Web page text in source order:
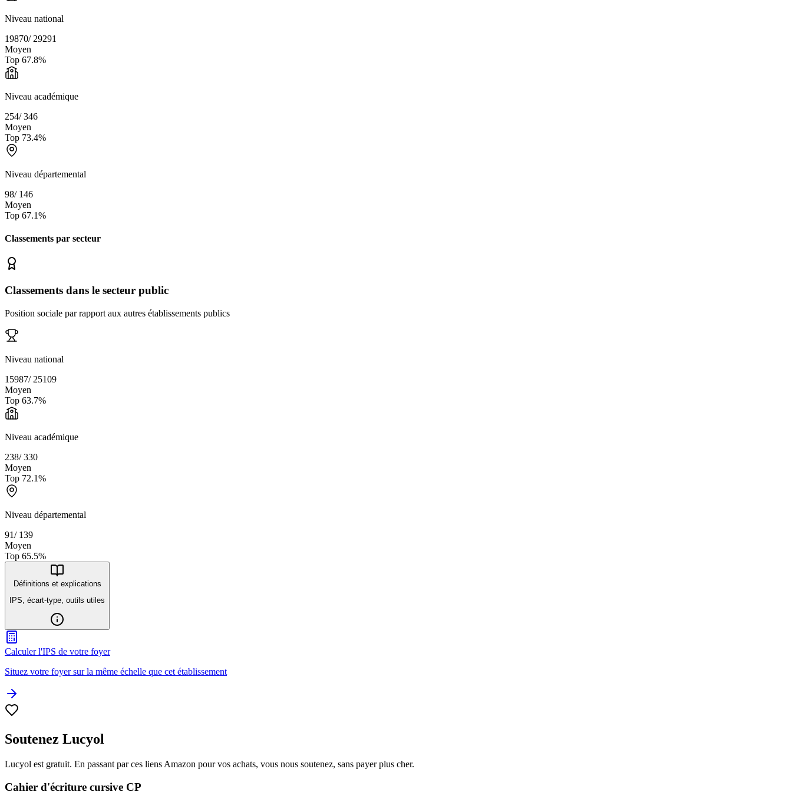
Niveau national
19870/ 29291
Moyen
Top 67.8%
Niveau académique
254/346
Moyen
Top 73.4%
Niveau départemental
98/ 146
Moyen
Top 67.1%
Classements par secteur
Classements dans le secteur public
Position sociale par rapport aux autres établissements publics
Niveau national
15987/ 25109
Moyen
Top 63.7%
Niveau académique
238/330
Moyen
Top 72.1%
Niveau départemental
91/ 139
Moyen
Top 65.5%
Définitions et explications
IPS, écart-type, outils utiles
Calculer l'IPS de votre foyer
Situez votre foyer sur la même échelle que cet établissement
Soutenez Lucyol
Lucyol est gratuit. En passant par ces liens Amazon pour vos achats, vous nous soutenez, sans payer plus cher.
Cahier d'écriture cursive CP